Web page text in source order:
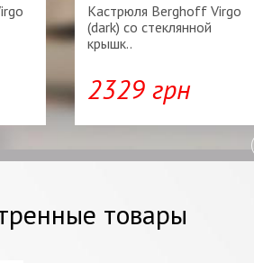
Кастрюля Berghoff Virgo
(dark) со стеклянной
крышк..
2329 грн
товары